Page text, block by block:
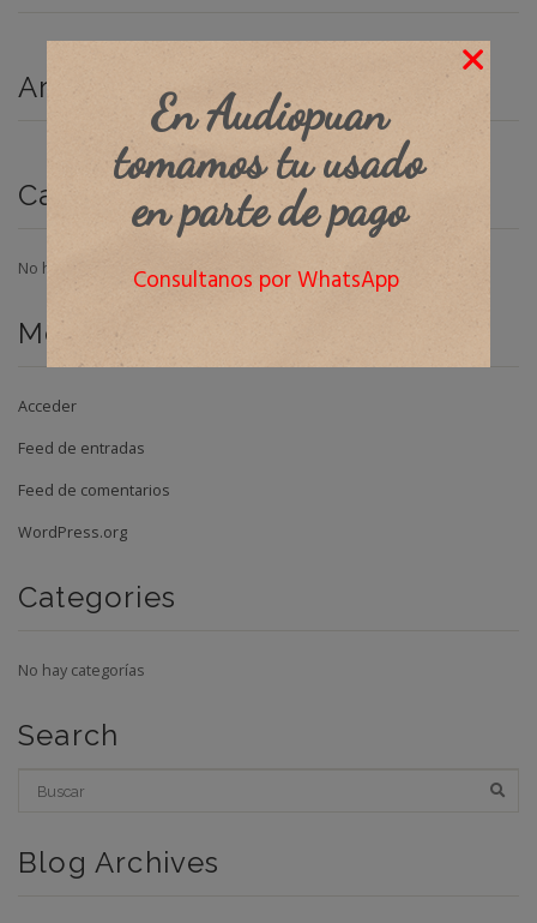
Archivos
Categorías
No hay categorías
Meta
Acceder
Feed de entradas
Feed de comentarios
WordPress.org
Categories
No hay categorías
Search
Blog Archives
En Audiopuan
tomamos tu usado
en parte de pago
Consultanos por WhatsApp